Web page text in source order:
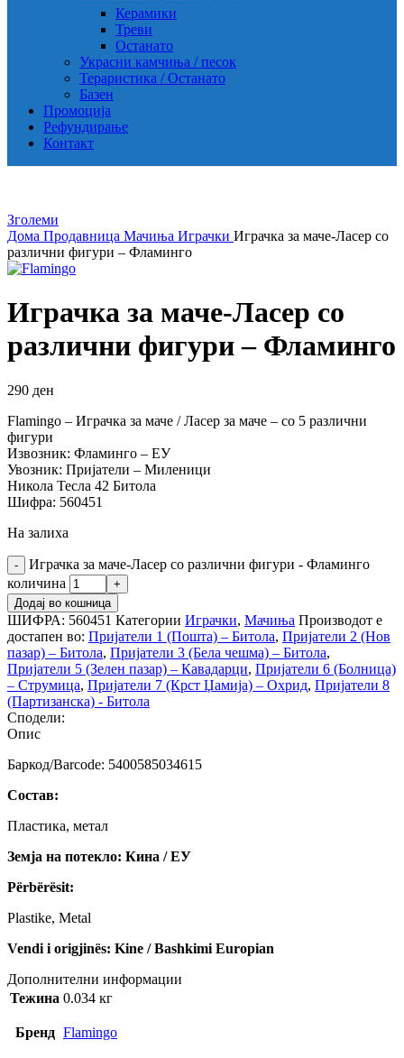
Керамики
Треви
Останато
Украсни камчиња / песок
Тераристика / Останато
Базен
Промоција
Рефундирање
Контакт
Зголеми
Дома Продавница Мачиња Играчки Играчка за маче-Ласер со
различни фигури – Фламинго
Играчка за маче-Ласер со
различни фигури – Фламинго
290 ден
Flamingo – Играчка за маче / Ласер за маче – со 5 различни
фигури
Извозник: Фламинго – ЕУ
Увозник: Пријатели – Миленици
Никола Тесла 42 Битола
Шифра: 560451
На залиха
Играчка за маче-Ласер со различни фигури - Фламинго
количина
Додај во кошница
ШИФРА: 560451 Категории Играчки, Мачиња Производот е
достапен во: Пријатели 1 (Пошта) – Битола, Пријатели 2 (Нов
пазар) – Битола, Пријатели 3 (Бела чешма) – Битола,
Пријатели 5 (Зелен пазар) – Кавадарци, Пријатели 6 (Болница)
– Струмица, Пријатели 7 (Крст Џамија) – Охрид, Пријатели 8
(Партизанска) - Битола
Сподели:
Опис
Баркод/Barcode: 5400585034615
Состав:
Пластика, метал
Земја на потекло: Кина / ЕУ
Përbërësit:
Plastike, Metal
Vendi i origjinës: Kine / Bashkimi Europian
Дополнителни информации
Тежина 0.034 кг
Бренд Flamingo